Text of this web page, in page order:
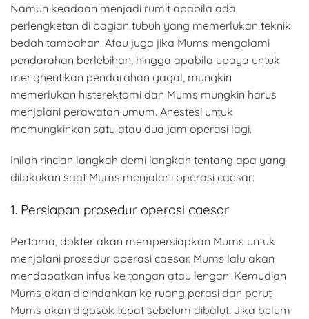
Namun keadaan menjadi rumit apabila ada
perlengketan di bagian tubuh yang memerlukan teknik
bedah tambahan. Atau juga jika Mums mengalami
pendarahan berlebihan, hingga apabila upaya untuk
menghentikan pendarahan gagal, mungkin
memerlukan histerektomi dan Mums mungkin harus
menjalani perawatan umum. Anestesi untuk
memungkinkan satu atau dua jam operasi lagi.
Inilah rincian langkah demi langkah tentang apa yang
dilakukan saat Mums menjalani operasi caesar:
1. Persiapan prosedur operasi caesar
Pertama, dokter akan mempersiapkan Mums untuk
menjalani prosedur operasi caesar. Mums lalu akan
mendapatkan infus ke tangan atau lengan. Kemudian
Mums akan dipindahkan ke ruang perasi dan perut
Mums akan digosok tepat sebelum dibalut. Jika belum